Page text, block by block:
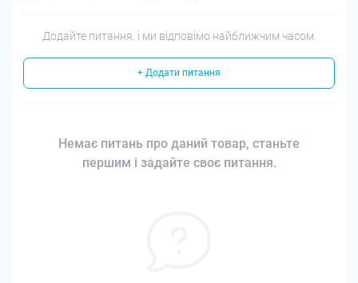
Додайте питання, і ми відповімо найближчим часом.
+ Додати питання
Немає питань про даний товар, станьте
першим і задайте своє питання.